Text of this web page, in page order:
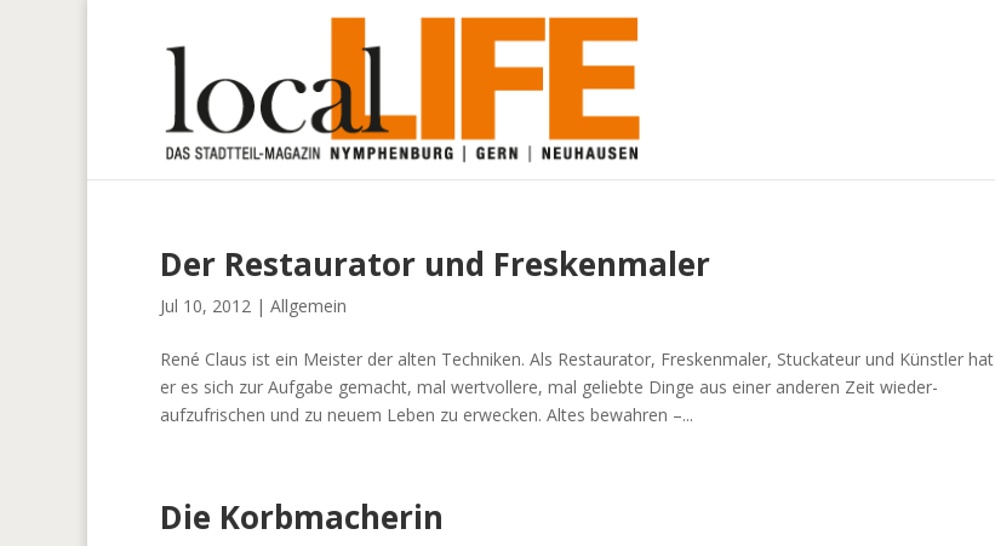
Der Restaurator und Freskenmaler
Jul 10, 2012 | Allgemein
René Claus ist ein Meister der alten Techniken. Als Restaurator, Freskenmaler, Stuckateur und Künstler hat
er es sich zur Aufgabe gemacht, mal wertvollere, mal geliebte Dinge aus einer anderen Zeit wieder-
aufzufrischen und zu neuem Leben zu erwecken. Altes bewahren –...
Die Korbmacherin